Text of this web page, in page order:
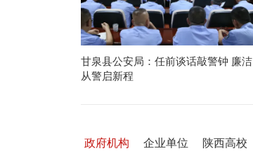
甘泉县公安局：任前谈话敲警钟 廉洁
从警启新程
政府机构 企业单位 陕西高校